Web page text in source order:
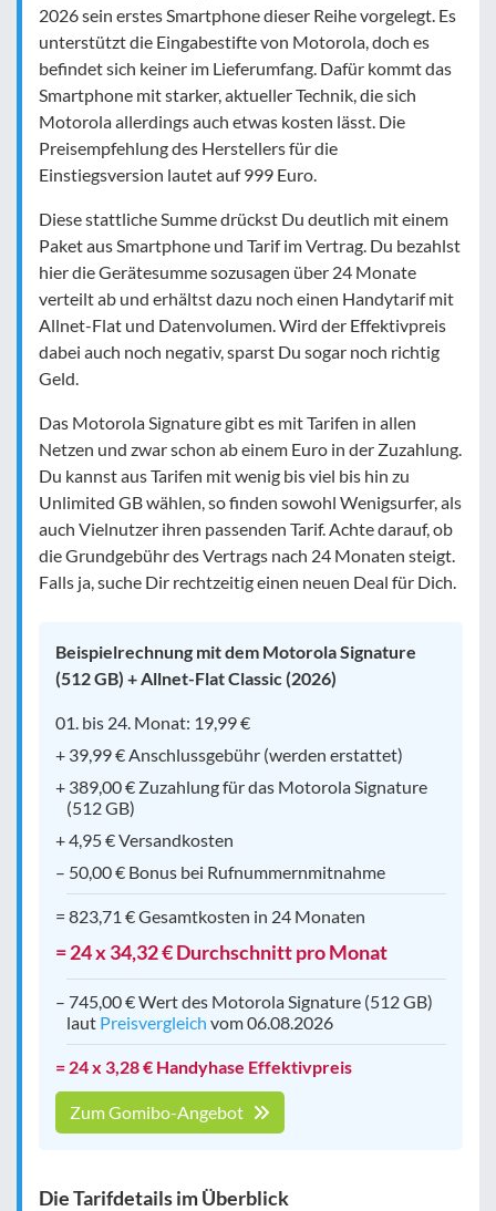
2026 sein erstes Smartphone dieser Reihe vorgelegt. Es
unterstützt die Eingabestifte von Motorola, doch es
befindet sich keiner im Lieferumfang. Dafür kommt das
Smartphone mit starker, aktueller Technik, die sich
Motorola allerdings auch etwas kosten lässt. Die
Preisempfehlung des Herstellers für die
Einstiegsversion lautet auf 999 Euro.
Diese stattliche Summe drückst Du deutlich mit einem
Paket aus Smartphone und Tarif im Vertrag. Du bezahlst
hier die Gerätesumme sozusagen über 24 Monate
verteilt ab und erhältst dazu noch einen Handytarif mit
Allnet-Flat und Datenvolumen. Wird der Effektivpreis
dabei auch noch negativ, sparst Du sogar noch richtig
Geld.
Das Motorola Signature gibt es mit Tarifen in allen
Netzen und zwar schon ab einem Euro in der Zuzahlung.
Du kannst aus Tarifen mit wenig bis viel bis hin zu
Unlimited GB wählen, so finden sowohl Wenigsurfer, als
auch Vielnutzer ihren passenden Tarif. Achte darauf, ob
die Grundgebühr des Vertrags nach 24 Monaten steigt.
Falls ja, suche Dir rechtzeitig einen neuen Deal für Dich.
Beispielrechnung mit dem Motorola Signature
(512 GB) + Allnet-Flat Classic (2026)
01. bis 24. Monat: 19,99 €
+ 39,99 € Anschlussgebühr (werden erstattet)
+ 389,00 € Zuzahlung für das Motorola Signature
(512 GB)
+ 4,95 € Versandkosten
– 50,00 € Bonus bei Rufnummernmitnahme
= 823,71 € Gesamtkosten in 24 Monaten
= 24 x 34,32 € Durchschnitt pro Monat
– 745,00 € Wert des Motorola Signature (512 GB)
laut Preisvergleich vom 06.08.2026
= 24 x 3,28 € Handyhase Effektivpreis
Zum Gomibo-Angebot
Die Tarifdetails im Überblick